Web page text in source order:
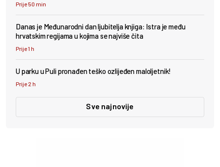
Prije 50 min
Danas je Međunarodni dan ljubitelja knjiga: Istra je među
hrvatskim regijama u kojima se najviše čita
Prije 1 h
U parku u Puli pronađen teško ozlijeđen maloljetnik!
Prije 2 h
Sve najnovije